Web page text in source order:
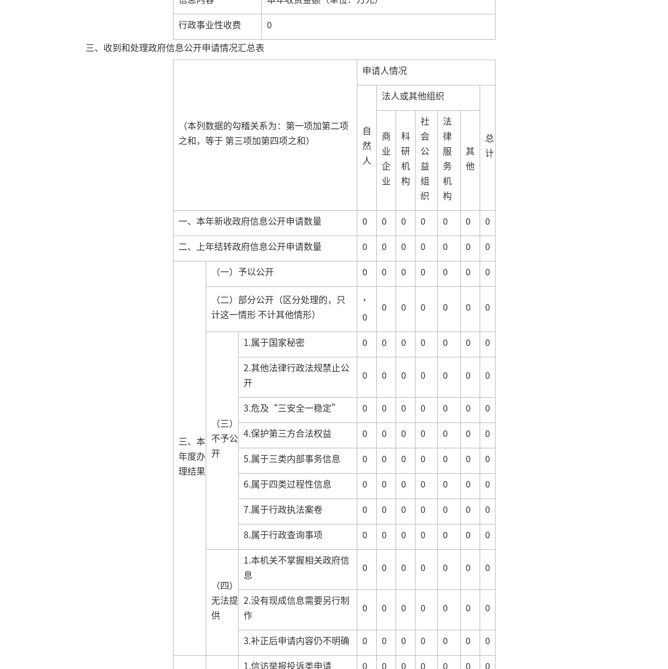
行政事业性收费
0
三、收到和处理政府信息公开申请情况汇总表
（本列数据的勾稽关系为：第一项加第二项
之和，等于 第三项加第四项之和）
申请人情况
自
然
人
法人或其他组织
总
计
商
业
企
业
科
研
机
构
社
会
公
益
组
织
法
律
服
务
机
构
其
他
一、本年新收政府信息公开申请数量 0 0 0 0 0 0
0
二、上年结转政府信息公开申请数量
0 0 0 0 0 0 0
三、本
年度办
理结果
（一）予以公开 0 0 0 0 0 0 0
（二）部分公开（区分处理的，只
计这一情形 不计其他情形）
，
0
0 0 0 0 0 0
（三）
不予公
开
1.属于国家秘密 0 0 0 0 0 0
0
2.其他法律行政法规禁止公
开
0 0 0 0 0 0 0
3.危及“三安全一稳定” 0 0 0 0 0 0
0
4.保护第三方合法权益
0 0 0 0 0 0
0
5.属于三类内部事务信息
0 0 0 0 0 0
0
6.属于四类过程性信息
0 0 0 0 0 0
0
7.属于行政执法案卷
0 0 0 0 0 0
0
8.属于行政查询事项
0 0 0 0 0 0 0
（四）
无法提
供
1.本机关不掌握相关政府信
息
0 0 0 0 0 0 0
2.没有现成信息需要另行制
作
0 0 0 0 0 0 0
3.补正后申请内容仍不明确 0 0 0 0 0 0
0
1.信访举报投诉类申请
0 0 0 0 0 0 0